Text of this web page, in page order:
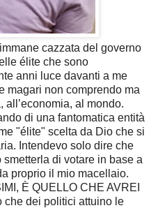
cazzata del governo
élite che sono
anni luce davanti a me
magari non comprendo ma
all’economia, al mondo.
di una fantomatica entità
"élite" scelta da Dio che si
Intendevo solo dire che
di votare in base a
proprio il mio macellaio.
È QUELLO CHE AVREI
che dei politici attuino le